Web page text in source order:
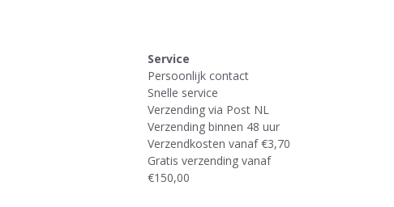
Service
Persoonlijk contact
Snelle service
Verzending via Post NL
Verzending binnen 48 uur
Verzendkosten vanaf €3,70
Gratis verzending vanaf
€150,00